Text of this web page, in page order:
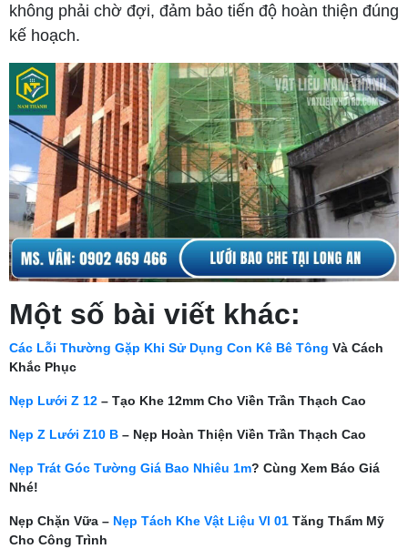
không phải chờ đợi, đảm bảo tiến độ hoàn thiện đúng
kế hoạch.
Một số bài viết khác:
Các Lỗi Thường Gặp Khi Sử Dụng Con Kê Bê Tông Và Cách
Khắc Phục
Nẹp Lưới Z 12 – Tạo Khe 12mm Cho Viền Trần Thạch Cao
Nẹp Z Lưới Z10 B – Nẹp Hoàn Thiện Viền Trần Thạch Cao
Nẹp Trát Góc Tường Giá Bao Nhiêu 1m? Cùng Xem Báo Giá
Nhé!
Nẹp Chặn Vữa – Nẹp Tách Khe Vật Liệu Vl 01 Tăng Thẩm Mỹ
Cho Công Trình